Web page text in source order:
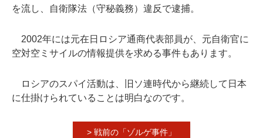
を流し、自衛隊法（守秘義務）違反で逮捕。
2002年には元在日ロシア通商代表部員が、元自衛官に
空対空ミサイルの情報提供を求める事件もあります。
ロシアのスパイ活動は、旧ソ連時代から継続して日本
に仕掛けられていることは明白なのです。
> 戦前の「ゾルゲ事件」